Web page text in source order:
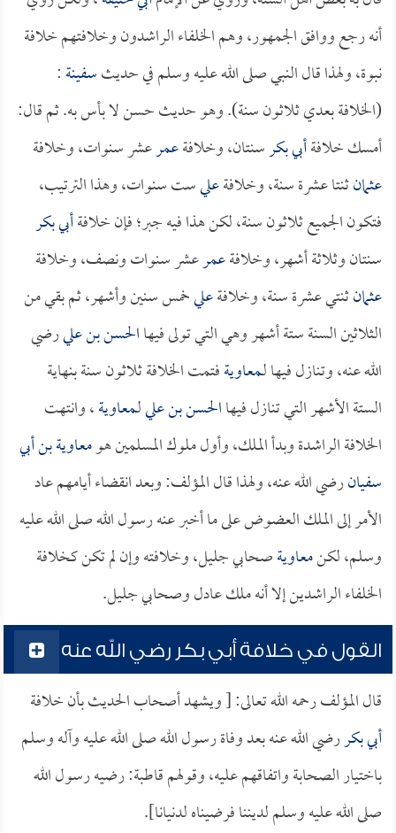
أنه رجع ووافق الجمهور، وهم الخلفاء الراشدون وخلافتهم خلافة
نبوة، ولهذا قال النبي صلى الله عليه وسلم في حديثسفينة:
(الخلافة بعدي ثلاثون سنة). وهو حديث حسن لا بأس به. ثم قال:
أمسك خلافةأبي بكرسنتان، وخلافةعمرعشر سنوات، وخلافة
عثمانثنتا عشرة سنة، وخلافةعليست سنوات، وهذا الترتيب،
فتكون الجميع ثلاثون سنة، لكن هذا فيه جبر؛ فإن خلافةأبي بكر
سنتان وثلاثة أشهر، وخلافةعمرعشر سنوات ونصف، وخلافة
عثمانثنتي عشرة سنة، وخلافةعليخمس سنين وأشهر، ثم بقي من
الثلاثين السنة ستة أشهر وهي التي تولى فيهاالحسن بن عليرضي
الله عنه، وتنازل فيها لـمعاويةفتمت الخلافة ثلاثون سنة بنهاية
الستة الأشهر التي تنازل فيهاالحسن بن عليلـمعاوية، وانتهت
الخلافة الراشدة وبدأ الملك، وأول ملوك المسلمين هومعاوية بن أبي
سفيانرضي الله عنه، ولهذا قال المؤلف: وبعد انقضاء أيامهم عاد
الأمر إلى الملك العضوض على ما أخبر عنه رسول الله صلى الله عليه
وسلم، لكنمعاويةصحابي جليل، وخلافته وإن لم تكن كخلافة
الخلفاء الراشدين إلا أنه ملك عادل وصحابي جليل.
القول في خلافة أبي بكر رضي الله عنه
قال المؤلف رحمه الله تعالى: [ ويشهد أصحاب الحديث بأن خلافة
أبي بكررضي الله عنه بعد وفاة رسول الله صلى الله عليه وآله وسلم
باختيار الصحابة واتفاقهم عليه، وقولهم قاطبة: رضيه رسول الله
صلى الله عليه وسلم لديننا فرضيناه لدنيانا].